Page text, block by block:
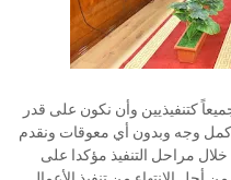
كتنفيذيين وأن نكون على قدر
أكمل وجه وبدون أي معوقات ونقدم
خلال مراحل التنفيذ مؤكدا على